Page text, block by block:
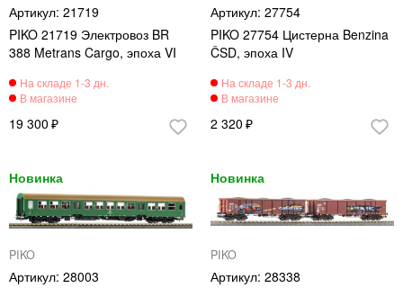
21719
PIKO 21719 Электровоз BR
388 Metrans Cargo, эпоха VI
19 300
27754
PIKO 27754 Цистерна Benzina
ČSD, эпоха IV
2 320
PIKO
28003
PIKO
28338